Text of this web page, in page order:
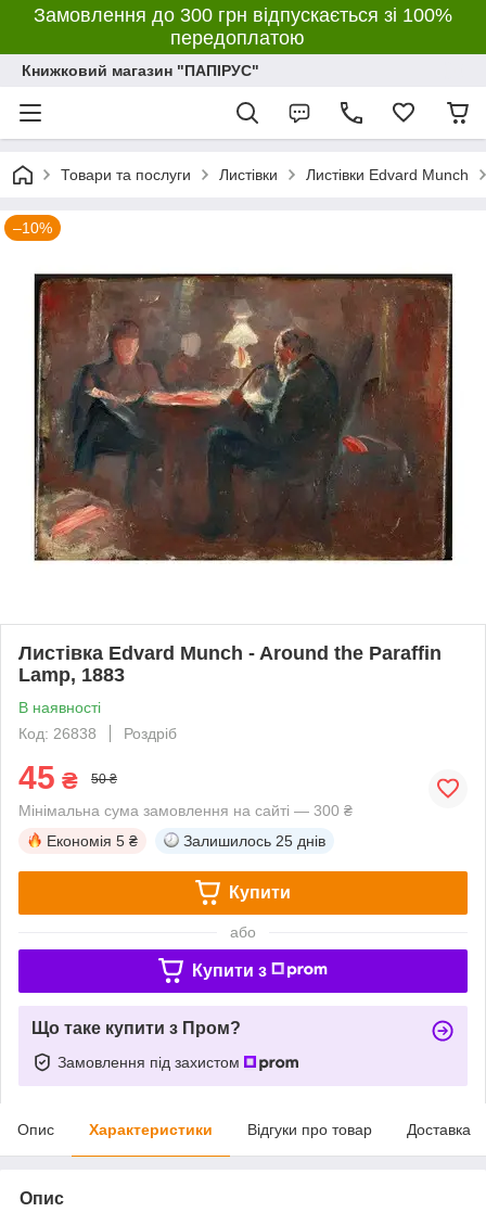
Замовлення до 300 грн відпускається зі 100%
передоплатою
Книжковий магазин "ПАПІРУС"
Товари та послуги Листівки Листівки Edvard Munch
–10%
Листівка Edvard Munch - Around the Paraffin
Lamp, 1883
В наявності
Код: 26838
Роздріб
45 ₴ 50 ₴
Мінімальна сума замовлення на сайті — 300 ₴
Економія 5 ₴ Залишилось 25 днів
Купити
або
Купити з
Що таке купити з Пром?
Замовлення під захистом
Опис Характеристики Відгуки про товар Доставка
Опис